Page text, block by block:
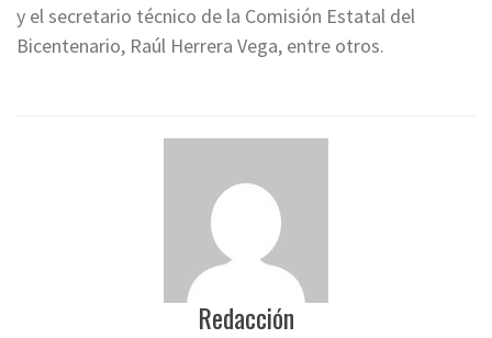
y el secretario técnico de la Comisión Estatal del
Bicentenario, Raúl Herrera Vega, entre otros.
Redacción